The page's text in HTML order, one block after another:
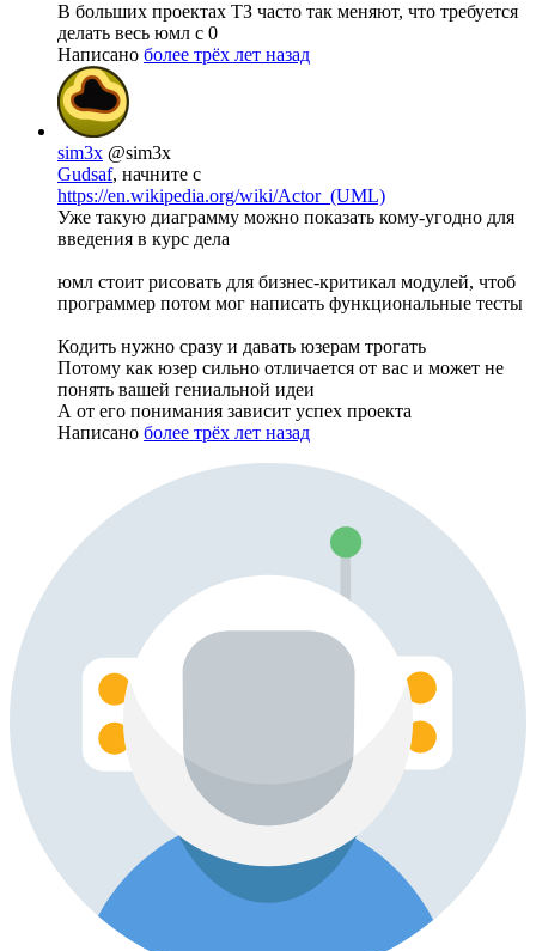
В больших проектах ТЗ часто так меняют, что требуется
делать весь юмл с 0
Написано более трёх лет назад
sim3x @sim3x
Gudsaf, начните с
https://en.wikipedia.org/wiki/Actor_(UML)
Уже такую диаграмму можно показать кому-угодно для
введения в курс дела
юмл стоит рисовать для бизнес-критикал модулей, чтоб
программер потом мог написать функциональные тесты
Кодить нужно сразу и давать юзерам трогать
Потому как юзер сильно отличается от вас и может не
понять вашей гениальной идеи
А от его понимания зависит успех проекта
Написано более трёх лет назад